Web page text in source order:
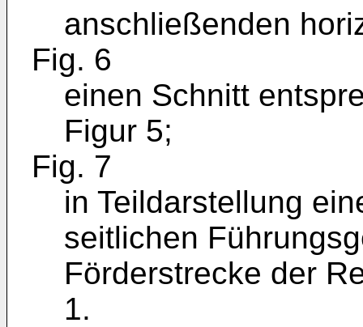
anschließenden
Fig. 6
einen Schnitt
Figur 5;
Fig. 7
in Teildarstellung
seitlichen
Förderstrecke der
1.